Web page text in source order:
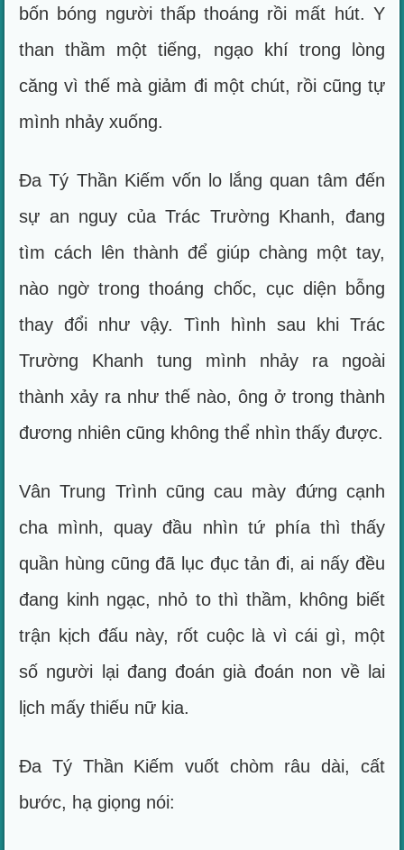
bốn bóng người thấp thoáng rồi mất hút. Y
than thầm một tiếng, ngạo khí trong lòng
căng vì thế mà giảm đi một chút, rồi cũng tự
mình nhảy xuống.
Đa Tý Thần Kiếm vốn lo lắng quan tâm đến
sự an nguy của Trác Trường Khanh, đang
tìm cách lên thành để giúp chàng một tay,
nào ngờ trong thoáng chốc, cục diện bỗng
thay đổi như vậy. Tình hình sau khi Trác
Trường Khanh tung mình nhảy ra ngoài
thành xảy ra như thế nào, ông ở trong thành
đương nhiên cũng không thể nhìn thấy được.
Vân Trung Trình cũng cau mày đứng cạnh
cha mình, quay đầu nhìn tứ phía thì thấy
quần hùng cũng đã lục đục tản đi, ai nấy đều
đang kinh ngạc, nhỏ to thì thầm, không biết
trận kịch đấu này, rốt cuộc là vì cái gì, một
số người lại đang đoán già đoán non về lai
lịch mấy thiếu nữ kia.
Đa Tý Thần Kiếm vuốt chòm râu dài, cất
bước, hạ giọng nói: